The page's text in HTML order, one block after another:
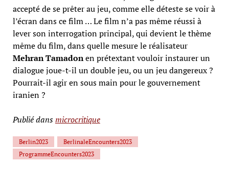
accepté de se prêter au jeu, comme elle déteste se voir à
l’écran dans ce film … Le film n’a pas même réussi à
lever son interrogation principal, qui devient le thème
même du film, dans quelle mesure le réalisateur
Mehran Tamadonen prétextant vouloir instaurer un
dialogue joue-t-il un double jeu, ou un jeu dangereux ?
Pourrait-il agir en sous main pour le gouvernement
iranien ?
Publié dansmicrocritique
Berlin2023
BerlinaleEncounters2023
ProgrammeEncounters2023